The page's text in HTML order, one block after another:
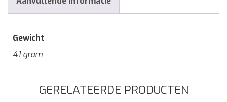
Gewicht
41 gram
GERELATEERDE PRODUCTEN